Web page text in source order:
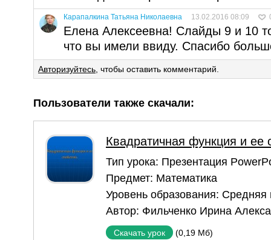
Карапалкина Татьяна Николаевна 13.02.2016 08:09
Елена Алексеевна! Слайды 9 и 10
что вы имели ввиду. Спасибо
Авторизуйтесь, чтобы оставить комментарий.
Пользователи также скачали:
Квадратичная функция и ее
Тип урока: Презентация
Предмет: Математика
Уровень образования: Средняя
Автор: Фильченко Ирина
Скачать урок (0,19 Мб)